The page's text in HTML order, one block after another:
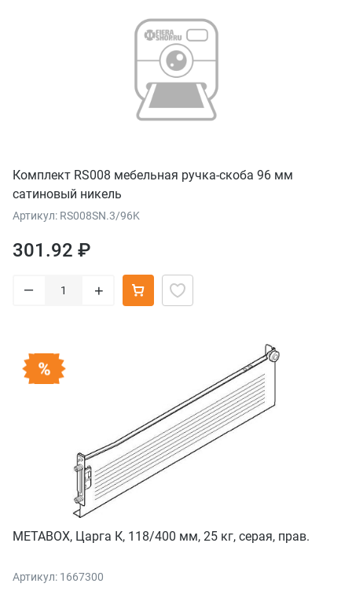
Комплект RS008 мебельная ручка-скоба 96 мм
сатиновый никель
Артикул: RS008SN.3/96K
301.92 ₽
– +
METABOX, Царга К, 118/400 мм, 25 кг, серая, прав.
Артикул: 1667300